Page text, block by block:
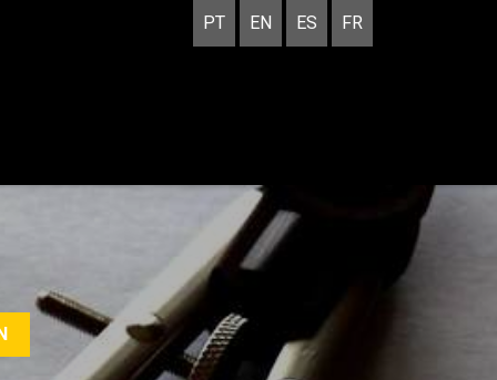
PT EN ES FR